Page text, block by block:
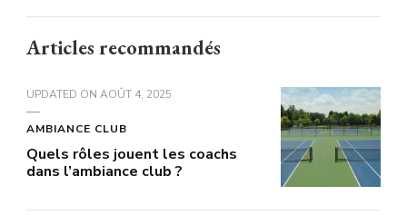
Articles recommandés
UPDATED ON AOÛT 4, 2025
AMBIANCE CLUB
Quels rôles jouent les coachs
dans l’ambiance club ?